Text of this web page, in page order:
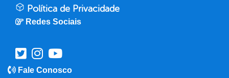
Política de Privacidade
Redes Sociais
Fale Conosco